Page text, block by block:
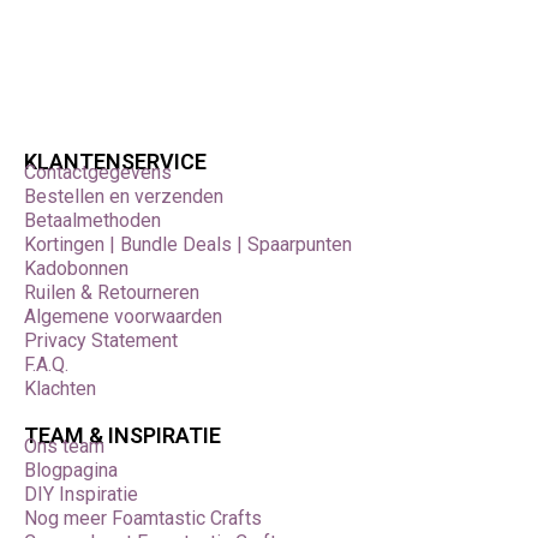
KLANTENSERVICE
Contactgegevens
Bestellen en verzenden
Betaalmethoden
Kortingen | Bundle Deals | Spaarpunten
Kadobonnen
Ruilen & Retourneren
Algemene voorwaarden
Privacy Statement
F.A.Q.
Klachten
TEAM & INSPIRATIE
Ons team
Blogpagina
DIY Inspiratie
Nog meer Foamtastic Crafts